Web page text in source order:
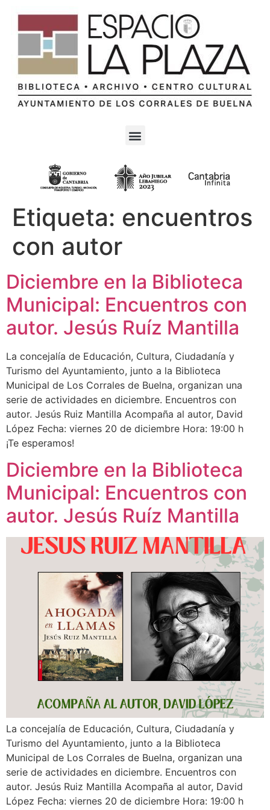
Etiqueta: encuentros
con autor
Diciembre en la Biblioteca
Municipal: Encuentros con
autor. Jesús Ruíz Mantilla
La concejalía de Educación, Cultura, Ciudadanía y
Turismo del Ayuntamiento, junto a la Biblioteca
Municipal de Los Corrales de Buelna, organizan una
serie de actividades en diciembre. Encuentros con
autor. Jesús Ruiz Mantilla Acompaña al autor, David
López Fecha: viernes 20 de diciembre Hora: 19:00 h
¡Te esperamos!
Diciembre en la Biblioteca
Municipal: Encuentros con
autor. Jesús Ruíz Mantilla
La concejalía de Educación, Cultura, Ciudadanía y
Turismo del Ayuntamiento, junto a la Biblioteca
Municipal de Los Corrales de Buelna, organizan una
serie de actividades en diciembre. Encuentros con
autor. Jesús Ruiz Mantilla Acompaña al autor, David
López Fecha: viernes 20 de diciembre Hora: 19:00 h